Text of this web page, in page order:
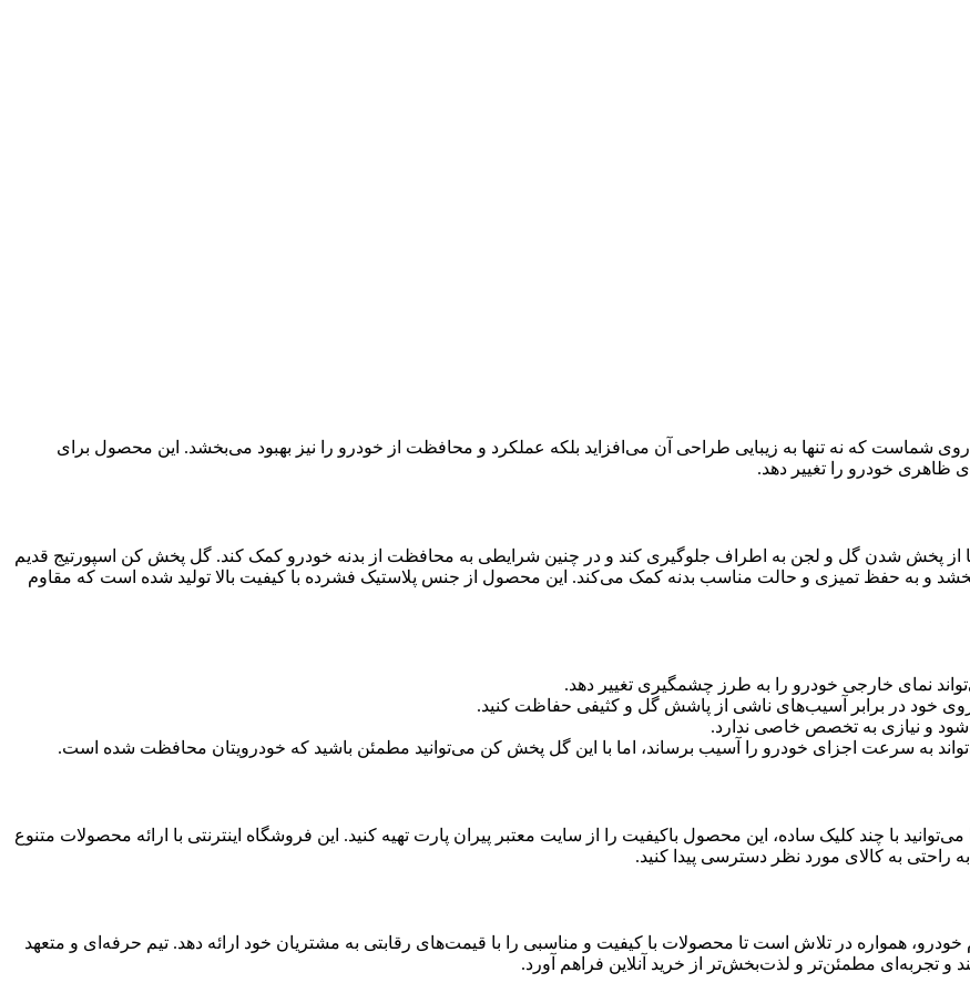
شماست که نه تنها به زیبایی طراحی آن می‌افزاید بلکه عملکرد و محافظت از خودرو را نیز بهبود می‌بخشد. این محصول برای
ظاهری خودرو را تغییر دهد.
از پخش شدن گل و لجن به اطراف جلوگیری کند و در چنین شرایطی به محافظت از بدنه خودرو کمک کند. گل پخش کن اسپورتیج قدیم
و به حفظ تمیزی و حالت مناسب بدنه کمک می‌کند. این محصول از جنس پلاستیک فشرده با کیفیت بالا تولید شده است که مقاوم
نمای خارجی خودرو را به طرز چشمگیری تغییر دهد.
خود در برابر آسیب‌های ناشی از پاشش گل و کثیفی حفاظت کنید.
و نیازی به تخصص خاصی ندارد.
به سرعت اجزای خودرو را آسیب برساند، اما با این گل پخش کن می‌توانید مطمئن باشید که خودرویتان محافظت شده است.
با چند کلیک ساده، این محصول باکیفیت را از سایت معتبر پیران پارت تهیه کنید. این فروشگاه اینترنتی با ارائه محصولات متنوع
راحتی به کالای مورد نظر دسترسی پیدا کنید.
همواره در تلاش است تا محصولات با کیفیت و مناسبی را با قیمت‌های رقابتی به مشتریان خود ارائه دهد. تیم حرفه‌ای و متعهد
و تجربه‌ای مطمئن‌تر و لذت‌بخش‌تر از خرید آنلاین فراهم آورد.